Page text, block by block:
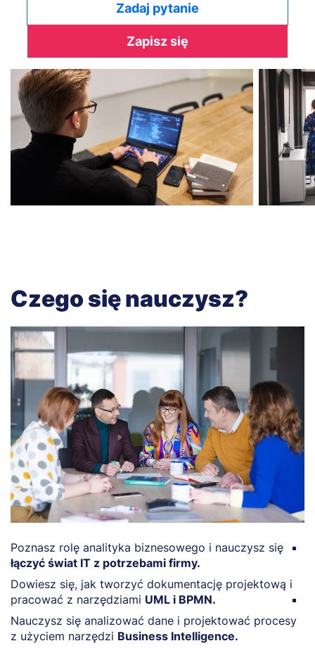
Zadaj pytanie
Zapisz się
Czego się nauczysz?
Poznasz rolę analityka biznesowego i nauczysz się
łączyć świat IT z potrzebami firmy.
Dowiesz się, jak tworzyć dokumentację projektową i
pracować z narzędziami UML i BPMN.
Nauczysz się analizować dane i projektować procesy
z użyciem narzędzi Business Intelligence.